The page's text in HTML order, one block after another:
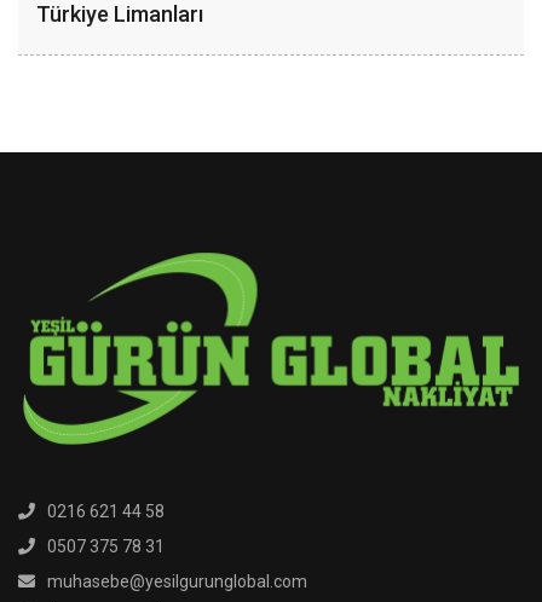
Türkiye Limanları
0216 621 44 58
0507 375 78 31
muhasebe@yesilgurunglobal.com